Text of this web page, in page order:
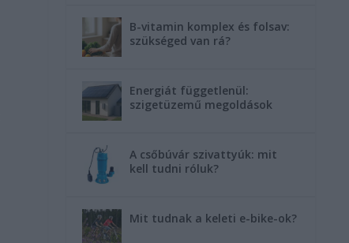
B-vitamin komplex és folsav:
szükséged van rá?
Energiát függetlenül:
szigetüzemű megoldások
A csőbúvár szivattyúk: mit
kell tudni róluk?
Mit tudnak a keleti e-bike-ok?